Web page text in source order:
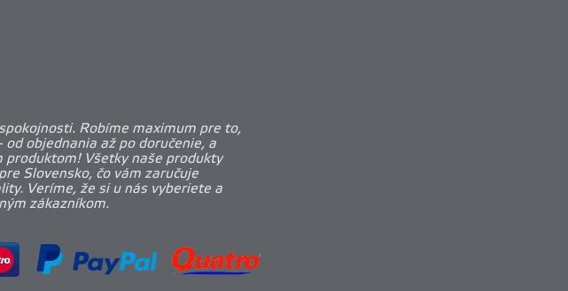
Robíme maximum pre to,
objednania až po doručenie, a
produktom! Všetky naše produkty
Slovensko, čo vám zaručuje
Veríme, že si u nás vyberiete a
zákazníkom.